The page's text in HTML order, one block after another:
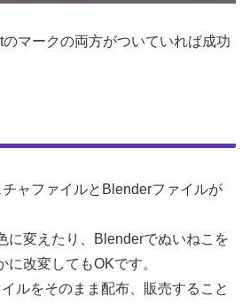
マークの両方がついていれば成功
ャファイルとBlenderファイルが
に変えたり、Blenderでぬいねこを
改変してもOKです。
ルをそのまま配布、販売すること